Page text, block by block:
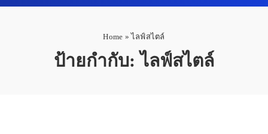
Home »ไลฟ์สไตล์
ป้ายกำกับ:ไลฟ์สไตล์